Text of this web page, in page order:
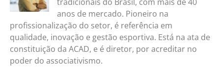
anos de mercado. Pioneiro na
profissionalização do setor, é referência em
qualidade, inovação e gestão esportiva. Está na ata de
constituição da ACAD, e é diretor, por acreditar no
poder do associativismo.